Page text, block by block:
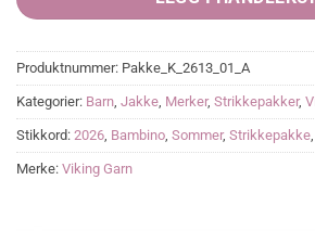
Produktnummer: Pakke_K_2613_01_A
Kategorier: Barn Jakke Merker, Strikkepakker,
Stikkord: 2026 Bambino Sommer, Strikkepakke
Merke: Viking Garn